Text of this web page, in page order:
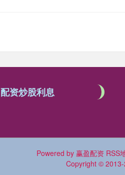
配资炒股利息
Powered by 赢盈配资 RSS
Copyright ©